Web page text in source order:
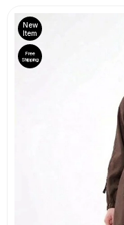
New
Item
Free
Shipping